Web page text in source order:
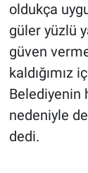
oldukça
güler yüzlü
güven
kaldığımız
Belediyenin
nedeniyle
dedi.